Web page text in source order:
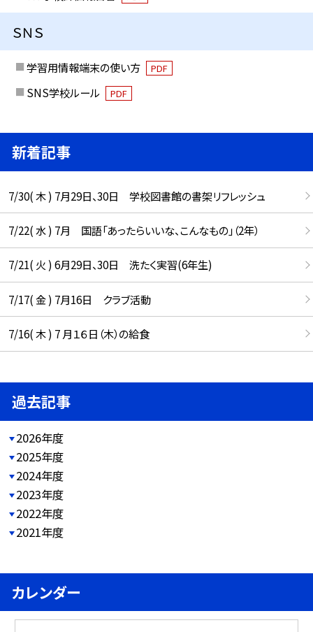
ＳＮＳ
学習用情報端末の使い方 PDF
SNS学校ルール PDF
新着記事
7/30( 木 ) 7月29日、30日 学校図書館の書架リフレッシュ
7/22( 水 ) 7月 国語「あったらいいな、こんなもの」（2年）
7/21( 火 ) 6月29日、30日 洗たく実習(6年生)
7/17( 金 ) 7月16日 クラブ活動
7/16( 木 ) 7 月１６日（木）の給食
過去記事
2026年度
2025年度
2024年度
2023年度
2022年度
2021年度
カレンダー